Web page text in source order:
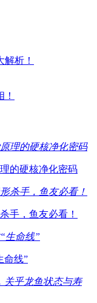
析！
的硬核净化密码
手，鱼友必看！
命线”